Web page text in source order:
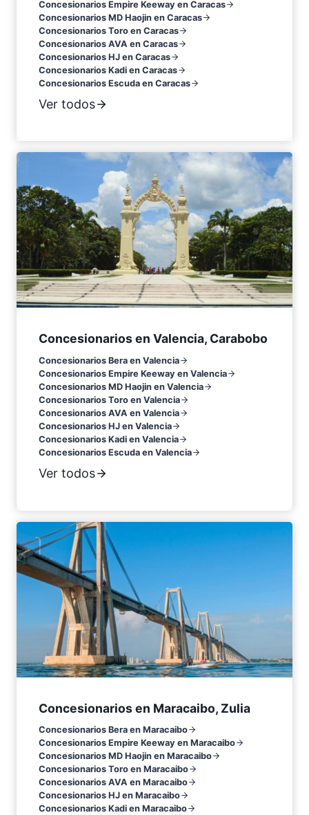
Concesionarios Empire Keeway en Caracas
Concesionarios MD Haojin en Caracas
Concesionarios Toro en Caracas
Concesionarios AVA en Caracas
Concesionarios HJ en Caracas
Concesionarios Kadi en Caracas
Concesionarios Escuda en Caracas
Ver todos
Concesionarios en Valencia, Carabobo
Concesionarios Bera en Valencia
Concesionarios Empire Keeway en Valencia
Concesionarios MD Haojin en Valencia
Concesionarios Toro en Valencia
Concesionarios AVA en Valencia
Concesionarios HJ en Valencia
Concesionarios Kadi en Valencia
Concesionarios Escuda en Valencia
Ver todos
Concesionarios en Maracaibo, Zulia
Concesionarios Bera en Maracaibo
Concesionarios Empire Keeway en Maracaibo
Concesionarios MD Haojin en Maracaibo
Concesionarios Toro en Maracaibo
Concesionarios AVA en Maracaibo
Concesionarios HJ en Maracaibo
Concesionarios Kadi en Maracaibo